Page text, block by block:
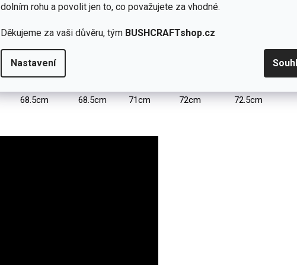
dolním rohu a povolit jen to, co považujete za vhodné.
Děkujeme za vaši důvěru, tým BUSHCRAFTshop.cz
Nastavení
101.5cm 107cm 112cm 117cm
58.5cm 58.5cm 58.5cm 58.5cm
45.5cm
81.5cm
68.5cm 68.5cm 71cm 72cm 72.5cm